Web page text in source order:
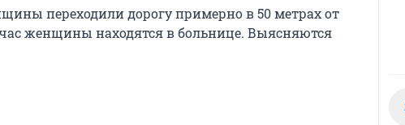
переходили дорогу примерно в 50 метрах от
женщины находятся в больнице. Выясняются